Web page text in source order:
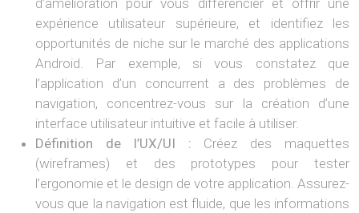
d’amélioration pour vous différencier et offrir une
expérience utilisateur supérieure, et identifiez les
opportunités de niche sur le marché des applications
Android. Par exemple, si vous constatez que
l’application d’un concurrent a des problèmes de
navigation, concentrez-vous sur la création d’une
interface utilisateur intuitive et facile à utiliser.
Définition de l’UX/UI : Créez des maquettes
(wireframes) et des prototypes pour tester
l’ergonomie et le design de votre application. Assurez-
vous que la navigation est fluide, que les informations